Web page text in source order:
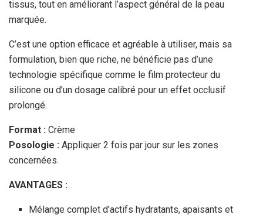
tissus, tout en améliorant l’aspect général de la peau
marquée.
C’est une option efficace et agréable à utiliser, mais sa
formulation, bien que riche, ne bénéficie pas d’une
technologie spécifique comme le film protecteur du
silicone ou d’un dosage calibré pour un effet occlusif
prolongé.
Format : Crème
Posologie : Appliquer 2 fois par jour sur les zones
concernées.
AVANTAGES :
Mélange complet d’actifs hydratants, apaisants et